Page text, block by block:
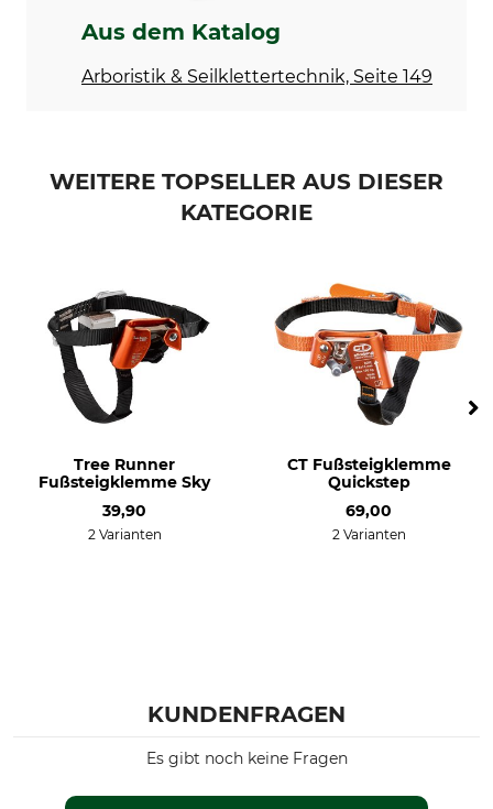
Aus dem Katalog
Arboristik & Seilklettertechnik, Seite 149
WEITERE TOPSELLER AUS DIESER
KATEGORIE
Tree Runner
Fußsteigklemme Sky
39,90
2 Varianten
CT Fußsteigklemme
Quickstep
69,00
2 Varianten
KUNDENFRAGEN
Es gibt noch keine Fragen